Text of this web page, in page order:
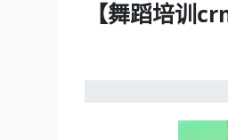
【舞蹈培训